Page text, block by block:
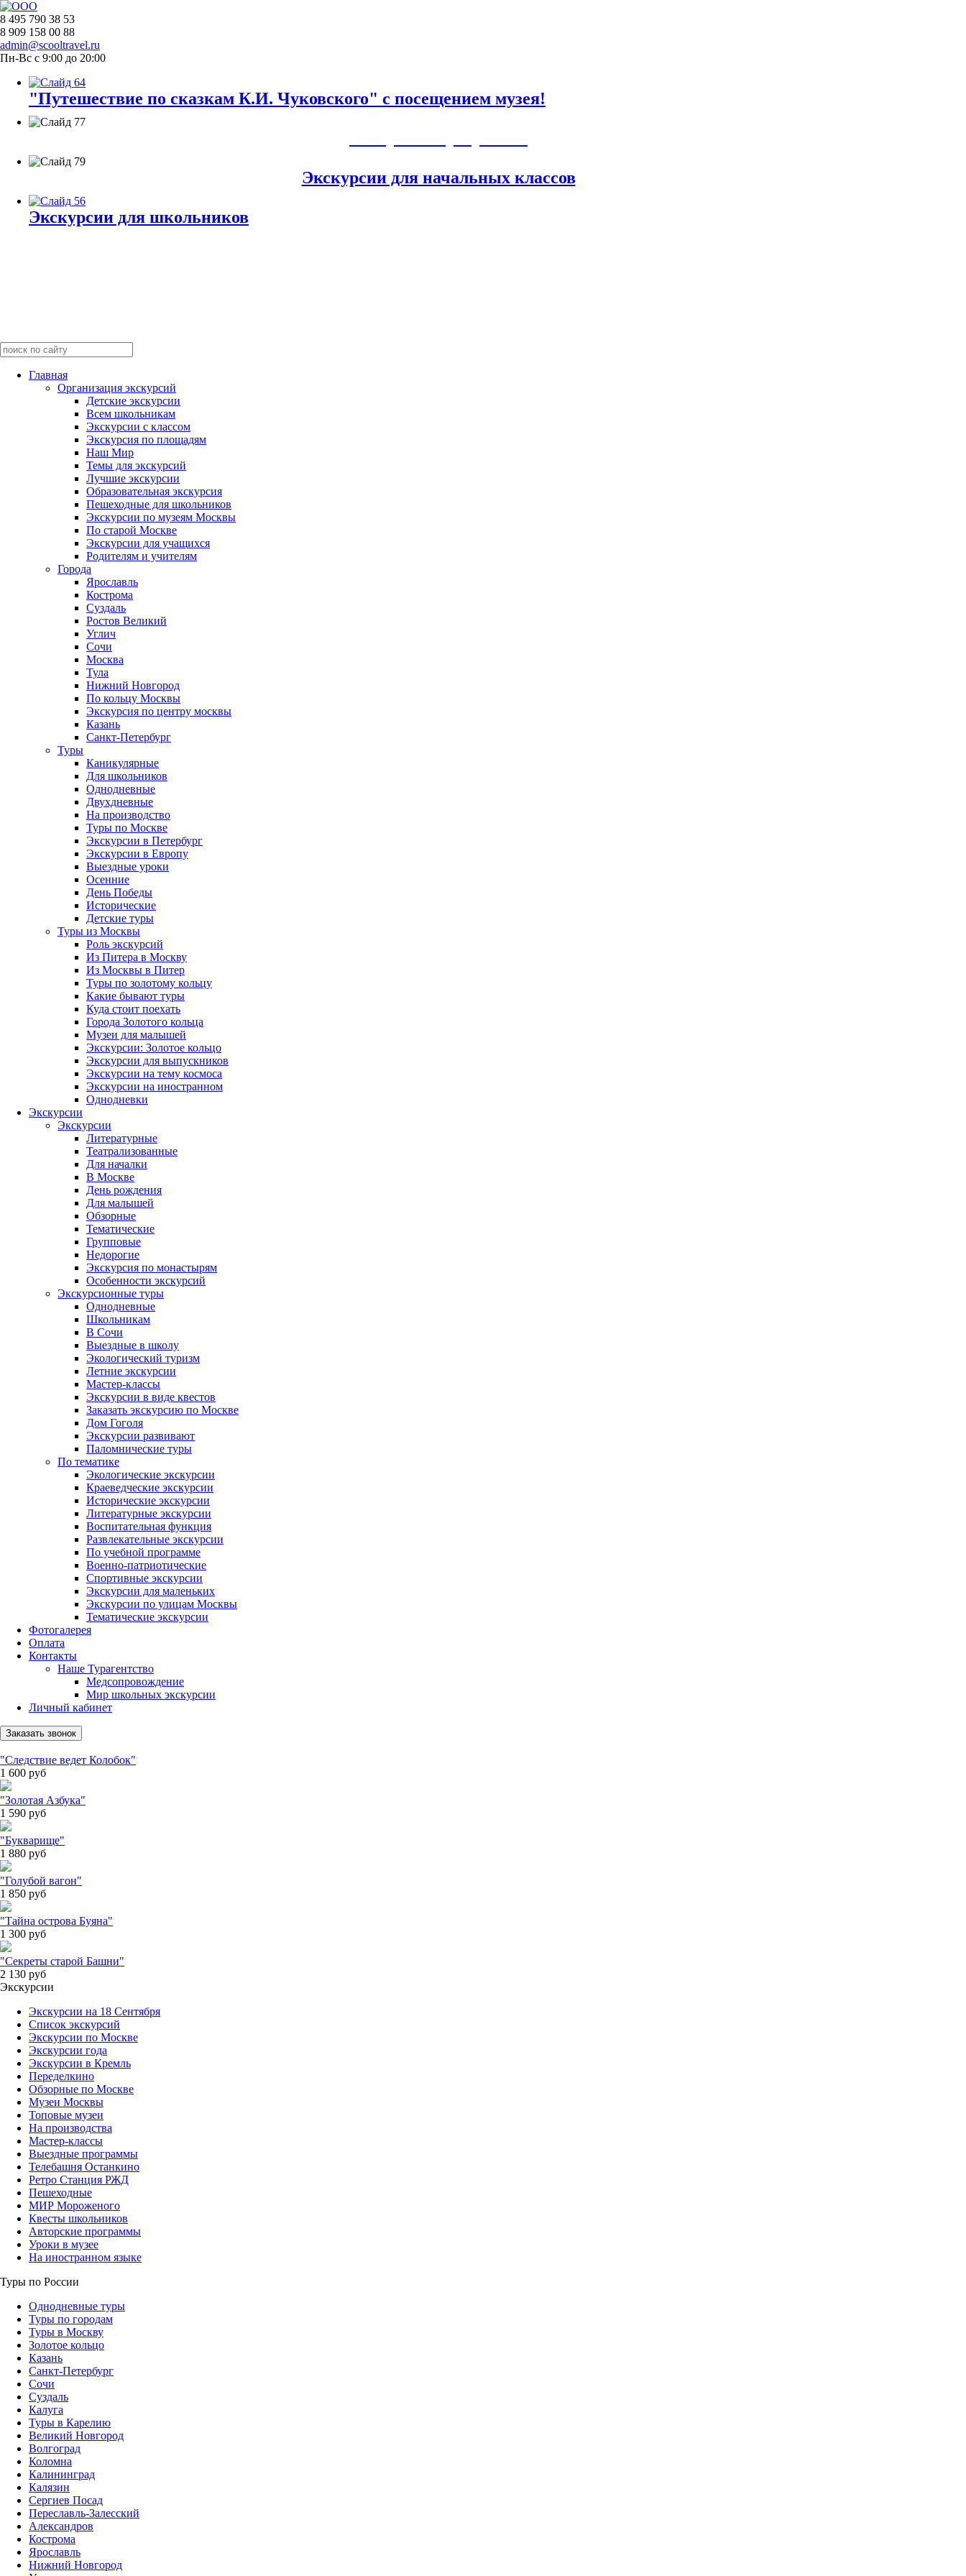
8 495 790 38 53
8 909 158 00 88
admin@scooltravel.ru
Пн-Вс с 9:00 до 20:00
"Путешествие по сказкам К.И. Чуковского" с посещением музея!
Экскурсии для начальных классов
Экскурсии для школьников
Главная
Организация экскурсий
Детские экскурсии
Всем школьникам
Экскурсии c классом
Экскурсия по площадям
Наш Мир
Темы для экскурсий
Лучшие экскурсии
Образовательная экскурсия
Пешеходные для школьников
Экскурсии по музеям Москвы
По старой Москве
Экскурсии для учащихся
Родителям и учителям
Города
Ярославль
Кострома
Суздаль
Ростов Великий
Углич
Сочи
Москва
Тула
Нижний Новгород
По кольцу Москвы
Экскурсия по центру москвы
Казань
Санкт-Петербург
Туры
Каникулярные
Для школьников
Однодневные
Двухдневные
На производство
Туры по Москве
Экскурсии в Петербург
Экскурсии в Европу
Выездные уроки
Осенние
День Победы
Исторические
Детские туры
Туры из Москвы
Роль экскурсий
Из Питера в Москву
Из Москвы в Питер
Туры по золотому кольцу
Какие бывают туры
Куда стоит поехать
Города Золотого кольца
Музеи для малышей
Экскурсии: Золотое кольцо
Экскурсии для выпускников
Экскурсии на тему космоса
Экскурсии на иностранном
Однодневки
Экскурсии
Экскурсии
Литературные
Театрализованные
Для началки
В Москве
День рождения
Для малышей
Обзорные
Тематические
Групповые
Недорогие
Экскурсия по монастырям
Особенности экскурсий
Экскурсионные туры
Однодневные
Школьникам
В Сочи
Выездные в школу
Экологический туризм
Летние экскурсии
Мастер-классы
Экскурсии в виде квестов
Заказать экскурсию по Москве
Дом Гоголя
Экскурсии развивают
Паломнические туры
По тематике
Экологические экскурсии
Краеведческие экскурсии
Исторические экскурсии
Литературные экскурсии
Воспитательная функция
Развлекательные экскурсии
По учебной программе
Военно-патриотические
Спортивные экскурсии
Экскурсии для маленьких
Экскурсии по улицам Москвы
Тематические экскурсии
Фотогалерея
Оплата
Контакты
Наше Турагентство
Медсопровождение
Мир школьных экскурсии
Личный кабинет
Заказать звонок
"Следствие ведет Колобок"
1 600 руб
"Золотая Азбука"
1 590 руб
"Букварище"
1 880 руб
"Голубой вагон"
1 850 руб
"Тайна острова Буяна"
1 300 руб
"Секреты старой Башни"
2 130 руб
Экскурсии
Экскурсии на 18 Сентября
Список экскурсий
Экскурсии по Москве
Экскурсии года
Экскурсии в Кремль
Переделкино
Обзорные по Москве
Музеи Москвы
Топовые музеи
На производства
Мастер-классы
Выездные программы
Телебашня Останкино
Ретро Станция РЖД
Пешеходные
МИР Мороженого
Квесты школьников
Авторские программы
Уроки в музее
На иностранном языке
Туры по России
Однодневные туры
Туры по городам
Туры в Москву
Золотое кольцо
Казань
Санкт-Петербург
Сочи
Суздаль
Калуга
Туры в Карелию
Великий Новгород
Волгоград
Коломна
Калининград
Калязин
Сергиев Посад
Переславль-Залесский
Александров
Кострома
Ярославль
Нижний Новгород